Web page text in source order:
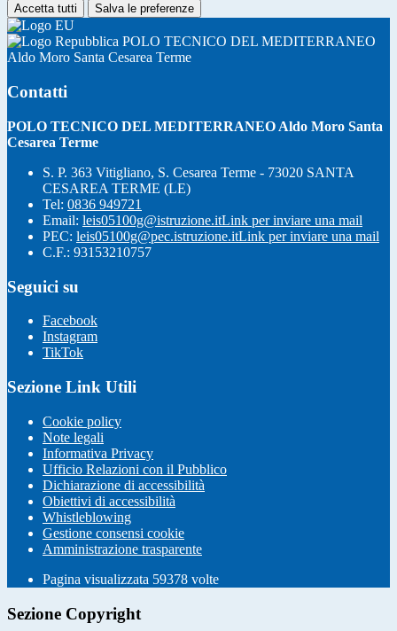
Accetta tutti Salva le preferenze
POLO TECNICO DEL MEDITERRANEO
Aldo Moro Santa Cesarea Terme
Contatti
POLO TECNICO DEL MEDITERRANEO Aldo Moro Santa
Cesarea Terme
S. P. 363 Vitigliano, S. Cesarea Terme - 73020 SANTA
CESAREA TERME (LE)
Tel: 0836 949721
Email: leis05100g@istruzione.itLink per inviare una mail
PEC: leis05100g@pec.istruzione.itLink per inviare una mail
C.F.: 93153210757
Seguici su
Facebook
Instagram
TikTok
Sezione Link Utili
Cookie policy
Note legali
Informativa Privacy
Ufficio Relazioni con il Pubblico
Dichiarazione di accessibilità
Obiettivi di accessibilità
Whistleblowing
Gestione consensi cookie
Amministrazione trasparente
Pagina visualizzata 59378 volte
Sezione Copyright